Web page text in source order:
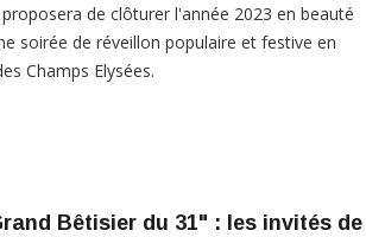
de clôturer l'année 2023 en beauté
soirée de réveillon populaire et festive en
Champs Elysées.
Bêtisier du 31" : les invités de